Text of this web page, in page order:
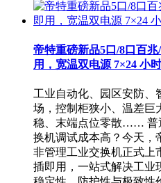
帝特重磅新品5口/8口百
用，宽温双电源 7×24 小
工业自动化、园区安防、
场，控制柜狭小、温差巨
稳、末端点位零散…… 普
换机调试成本高？今天，
非管理工业交换机正式上
插即用，一站式解决工业